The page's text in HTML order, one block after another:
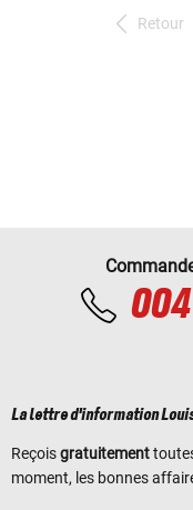
Retour
La lettre d'information
Reçoisgratuitement
moment, les bonnes